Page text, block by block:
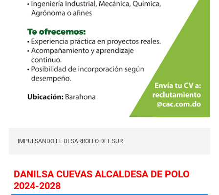
IMPULSANDO EL DESARROLLO DEL SUR
DANILSA CUEVAS ALCALDESA DE POLO
2024-2028